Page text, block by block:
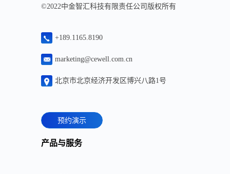
©2022中金智汇科技有限责任公司版权所有
+189.1165.8190
marketing@cewell.com.cn
北京市北京经济开发区博兴八路1号
预约演示
产品与服务